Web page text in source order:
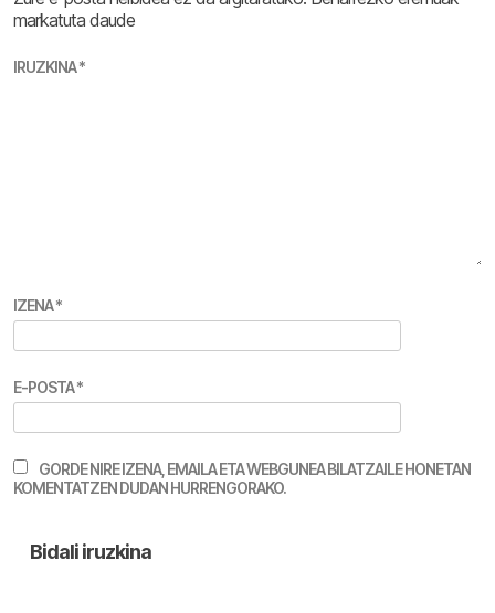
markatuta daude
IRUZKINA*
IZENA*
E-POSTA*
GORDE NIRE IZENA, EMAILA ETA WEBGUNEA BILATZAILE HONETAN
KOMENTATZEN DUDAN HURRENGORAKO.